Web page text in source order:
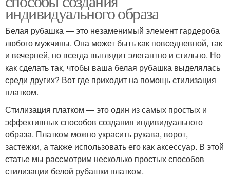
индивидуального образа
Белая рубашка — это незаменимый элемент гардероба
любого мужчины. Она может быть как повседневной, так
и вечерней, но всегда выглядит элегантно и стильно. Но
как сделать так, чтобы ваша белая рубашка выделялась
среди других? Вот где приходит на помощь стилизация
платком.
Стилизация платком — это один из самых простых и
эффективных способов создания индивидуального
образа. Платком можно украсить рукава, ворот,
застежки, а также использовать его как аксессуар. В этой
статье мы рассмотрим несколько простых способов
стилизации белой рубашки платком.